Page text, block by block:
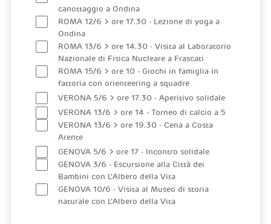
canottaggio a Ondina
ROMA 12/6 > ore 17.30 - Lezione di yoga a
Ondina
ROMA 13/6 > ore 14.30 - Visita al Laboratorio
Nazionale di Fisica Nucleare a Frascati
ROMA 15/6 > ore 10 - Giochi in famiglia in
fattoria con orienteering a squadre
VERONA 5/6 > ore 17.30 - Aperitivo solidale
VERONA 13/6 > ore 14 - Torneo di calcio a 5
VERONA 13/6 > ore 19.30 - Cena a Costa
Arente
GENOVA 5/6 > ore 17 - Incontro solidale
GENOVA 3/6 - Escursione alla Città dei
Bambini con L’Albero della Vita
GENOVA 10/6 - Visita al Museo di storia
naturale con L’Albero della Vita